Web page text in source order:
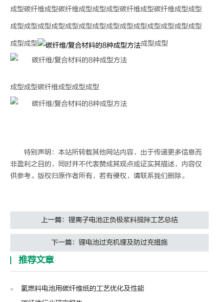
成型碳纤维成型碳纤维成型成型成型碳纤维成型碳纤维成型成型
成型成型成型成型成型成型成型成型成型成型成型成型成型成型
成型成型 成型成型
成型成型碳纤维成型成型成型
特别声明：本站所转载其他网站内容，出于传递更多信息而
非盈利之目的，同时并不代表赞成其观点或证实其描述，内容仅
供参考。版权归原作者所有，若有侵权，请联系我们删除。
上一篇：锂离子电池正负极浆料搅拌工艺总结
下一篇：锂电池过充机理及防过充措施
推荐文章
氢燃料电池用碳纤维纸的工艺优化及性能